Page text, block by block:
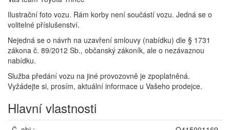
Ilustrační foto vozu. Rám korby není součástí vozu. Jedná se o
volitelné příslušenství.
Nejedná se o návrh na uzavření smlouvy (nabídku) dle § 1731
zákona č. 89/2012 Sb., občanský zákoník, ale o nezávaznou
nabídku.
Služba předání vozu na jiné provozovně je zpoplatněná.
Vyžádejte si, prosím, aktuální informace u Vašeho prodejce.
Hlavní vlastnosti